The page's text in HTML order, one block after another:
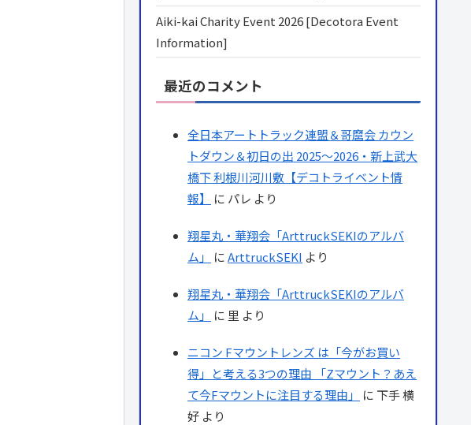
Aiki-kai Charity Event 2026 [Decotora Event
Information]
最近のコメント
全日本アートトラック連盟＆哥麿会 カウン
トダウン＆初日の出 2025～2026・新上武大
橋下 利根川河川敷【デコトライベント情
報】
に パレ より
翔星丸・華翔会「ArttruckSEKIのアルバ
ム」
にArttruckSEKI より
翔星丸・華翔会「ArttruckSEKIのアルバ
ム」
に 里 より
ニコン Fマウントレンズ は「今がお買い
得」と考える3つの理由 「Zマウント？あえ
て今Fマウントに注目する理由」
に 下手 横
好 より